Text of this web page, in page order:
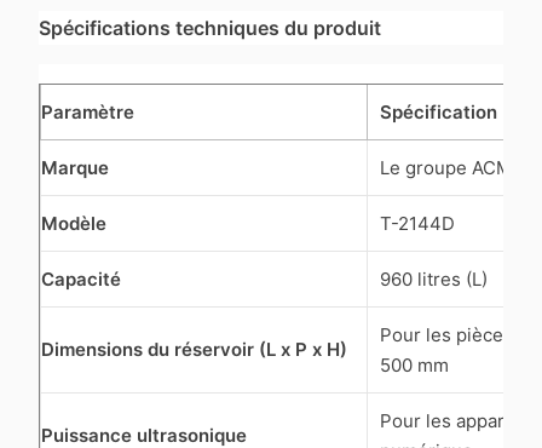
Spécifications techniques du produit
Paramètre Spécification
Marque Le groupe
Modèle T-2144D
Capacité 960 litres (L)
Dimensions du réservoir (L x P x H)
Pour les pièces
500 mm
Puissance ultrasonique
Pour les appareils